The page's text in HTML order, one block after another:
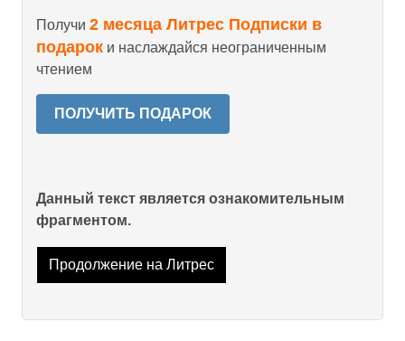
Получи 2 месяца Литрес Подписки в
подарок и наслаждайся неограниченным
чтением
ПОЛУЧИТЬ ПОДАРОК
Данный текст является ознакомительным
фрагментом.
Продолжение на Литрес